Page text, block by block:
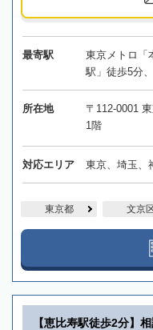
最寄駅
東京メトロ「
駅」徒歩5分
所在地
〒112-0001
1階
対応エリア 東京、埼玉、
東京都 文京
【恵比寿駅徒歩2分】